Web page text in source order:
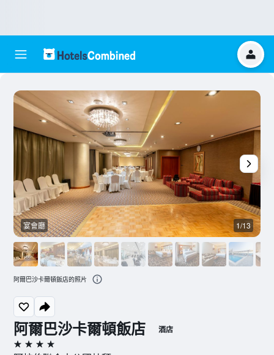
阿爾巴沙卡爾頓飯店 酒店
4星級
宴會廳 1/13
阿爾巴沙卡爾頓飯店的照片